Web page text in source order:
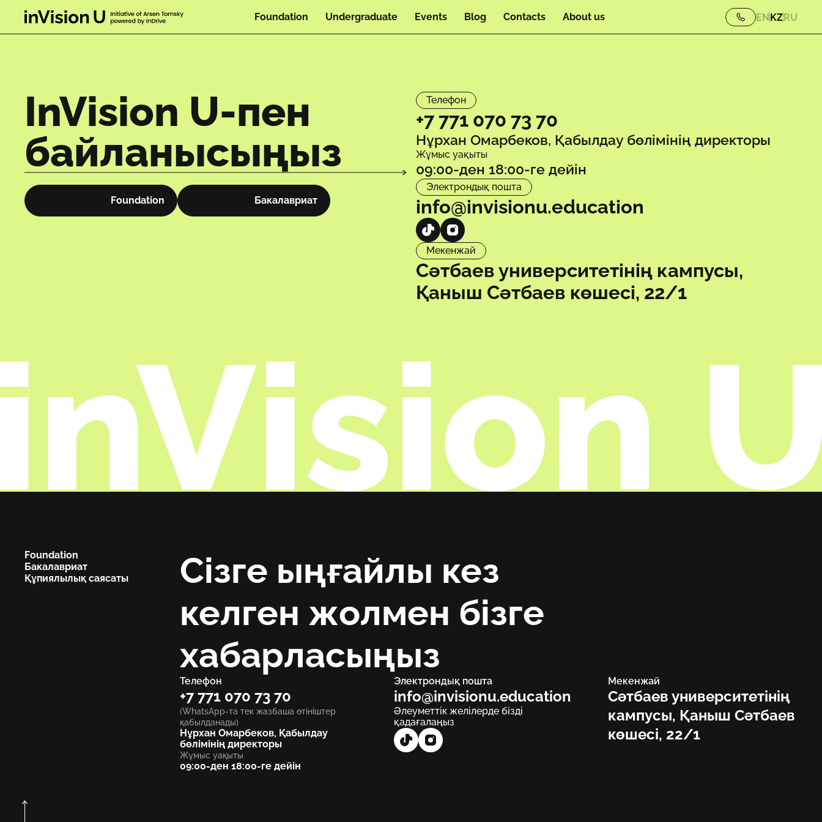
Foundation Undergraduate Events Blog Contacts About us ENKZRU
InVision U-пен
байланысыңыз
Foundation Бакалавриат
Телефон
+7 771 070 73 70
Нұрхан Омарбеков, Қабылдау бөлімінің директоры
Жұмыс уақыты
09:00-ден 18:00-ге дейін
Электрондық пошта
info@invisionu.education
Мекенжай
Сәтбаев университетінің кампусы,
Қаныш Сәтбаев көшесі, 22/1
Foundation
Бакалавриат
Құпиялылық саясаты
Сізге ыңғайлы кез
келген жолмен бізге
хабарласыңыз
Телефон
+7 771 070 73 70
(WhatsApp-та тек жазбаша өтініштер
қабылданады)
Нұрхан Омарбеков, Қабылдау
бөлімінің директоры
Жұмыс уақыты
09:00-ден 18:00-ге дейін
Электрондық пошта
info@invisionu.education
Әлеуметтік желілерде бізді
қадағалаңыз
Мекенжай
Сәтбаев университетінің
кампусы, Қаныш Сәтбаев
көшесі, 22/1